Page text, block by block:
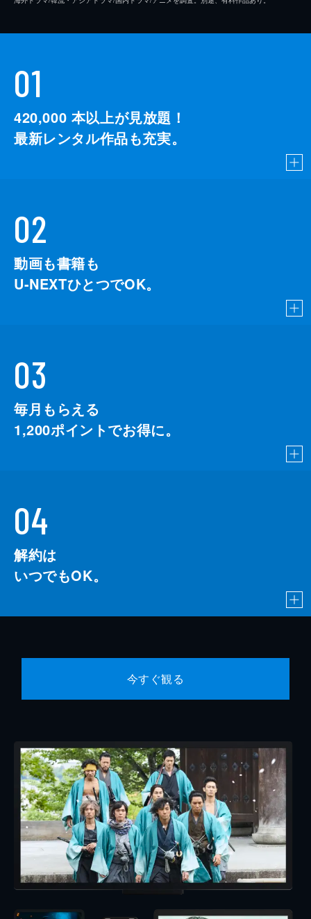
01
420,000 本以上が見放題！
最新レンタル作品も充実。
02
動画も書籍も
U-NEXTひとつでOK。
03
毎月もらえる
1,200ポイントでお得に。
04
解約は
いつでもOK。
今すぐ観る